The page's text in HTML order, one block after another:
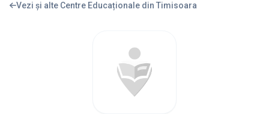
Vezi și alte Centre Educaționale din Timisoara